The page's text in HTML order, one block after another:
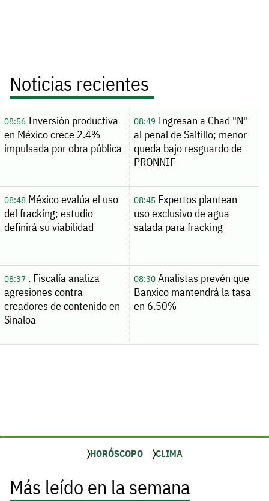
Noticias recientes
08:56Inversión productiva
en México crece 2.4%
impulsada por obra pública
08:49Ingresan a Chad "N"
al penal de Saltillo; menor
queda bajo resguardo de
PRONNIF
08:48México evalúa el uso
del fracking; estudio
definirá su viabilidad
08:45Expertos plantean
uso exclusivo de agua
salada para fracking
08:37. Fiscalía analiza
agresiones contra
creadores de contenido en
Sinaloa
08:30Analistas prevén que
Banxico mantendrá la tasa
en 6.50%
HORÓSCOPO CLIMA
Más leído en la semana